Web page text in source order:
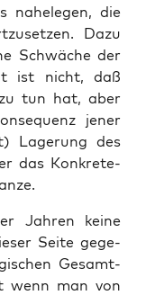
nahe­le­gen, die
Dazu
Schwä­che der
ist nicht, daß
tun hat, aber
jener
Lage­rung des
das Kon­kre­te-
Jah­ren kei­ne
Sei­te gege­
Gesamt­
wenn man von